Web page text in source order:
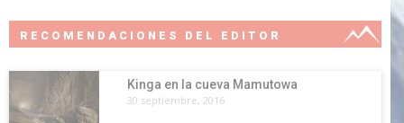
RECOMENDACIONES DEL EDITOR
Kinga en la cueva Mamutowa
30 septiembre, 2016